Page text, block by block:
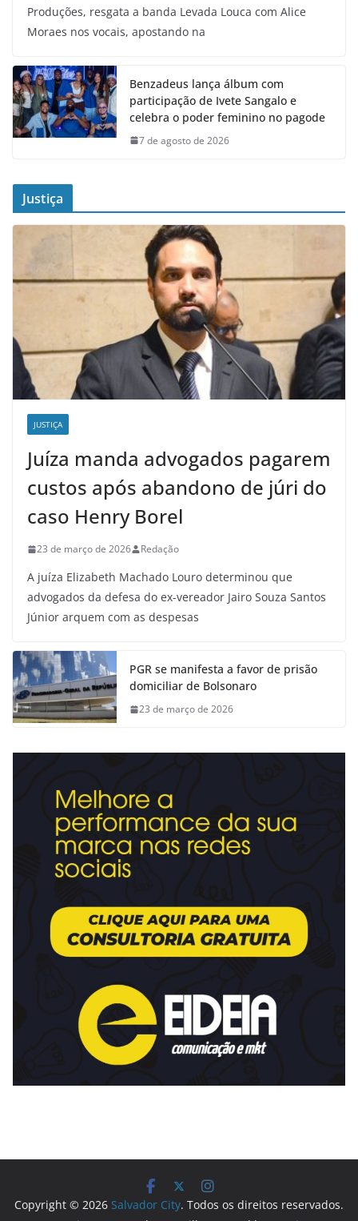
Produções, resgata a banda Levada Louca com Alice
Moraes nos vocais, apostando na
Benzadeus lança álbum com
participação de Ivete Sangalo e
celebra o poder feminino no pagode
7 de agosto de 2026
Justiça
JUSTIÇA
Juíza manda advogados pagarem
custos após abandono de júri do
caso Henry Borel
23 de março de 2026 Redação
A juíza Elizabeth Machado Louro determinou que
advogados da defesa do ex-vereador Jairo Souza Santos
Júnior arquem com as despesas
PGR se manifesta a favor de prisão
domiciliar de Bolsonaro
23 de março de 2026
Copyright © 2026 Salvador City. Todos os direitos reservados.